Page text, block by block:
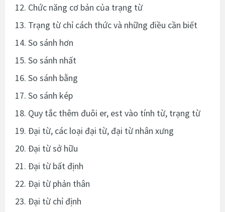
12. Chức năng cơ bản của trạng từ
13. Trạng từ chỉ cách thức và những điều cần biết
14. So sánh hơn
15. So sánh nhất
16. So sánh bằng
17. So sánh kép
18. Quy tắc thêm đuôi er, est vào tính từ, trạng từ
19. Đại từ, các loại đại từ, đại từ nhân xưng
20. Đại từ sở hữu
21. Đại từ bất định
22. Đại từ phản thân
23. Đại từ chỉ định